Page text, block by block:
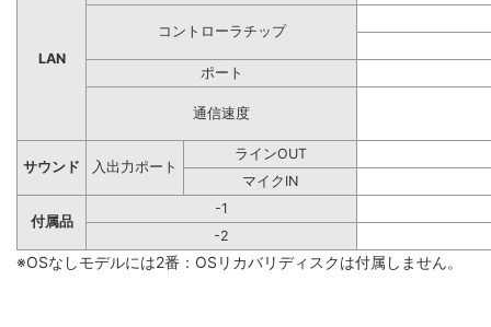
LAN
コントローラチップ
ポート
通信速度
サウンド 入出力ポート
ラインOUT
マイクIN
付属品
-1
-2
※OSなしモデルには2番：OSリカバリディスクは付属しません。